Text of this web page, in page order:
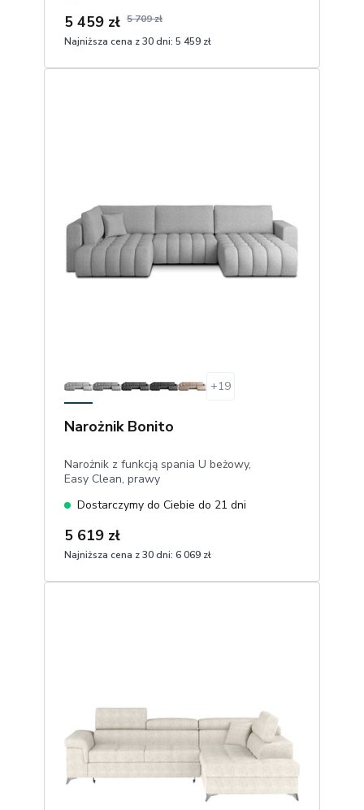
5 459 zł 5 709 zł
Najniższa cena z 30 dni: 5 459 zł
1
+19
Narożnik Bonito
Narożnik z funkcją spania U beżowy,
Easy Clean, prawy
Dostarczymy do Ciebie do 21 dni
5 619 zł
Najniższa cena z 30 dni: 6 069 zł
1